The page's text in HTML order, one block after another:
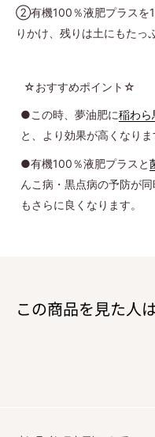
②有機100％液肥プラスを
りかけ、残りは土にもたっ
☆おすすめポイント☆
●この時、夢油肥に稲わら
と、より効果が高くなりま
●有機100％液肥プラスと
んこ病・黒点病の予防が
もさらに良くなります。
この商品を見た人